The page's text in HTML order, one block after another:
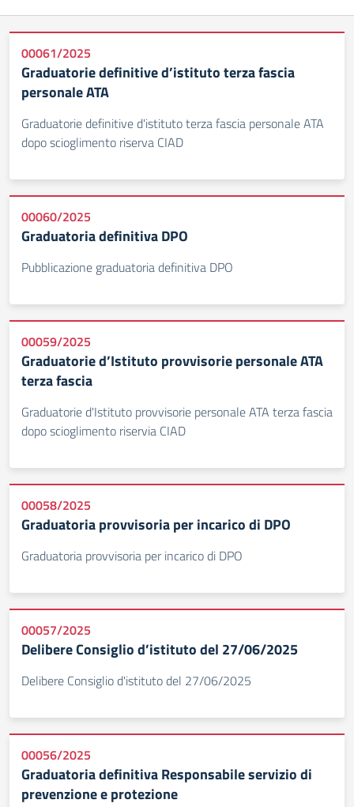
00061/2025
Graduatorie definitive d’istituto terza fascia
personale ATA
Graduatorie definitive d'istituto terza fascia personale ATA
dopo scioglimento riserva CIAD
00060/2025
Graduatoria definitiva DPO
Pubblicazione graduatoria definitiva DPO
00059/2025
Graduatorie d’Istituto provvisorie personale ATA
terza fascia
Graduatorie d'Istituto provvisorie personale ATA terza fascia
dopo scioglimento riservia CIAD
00058/2025
Graduatoria provvisoria per incarico di DPO
Graduatoria provvisoria per incarico di DPO
00057/2025
Delibere Consiglio d’istituto del 27/06/2025
Delibere Consiglio d'istituto del 27/06/2025
00056/2025
Graduatoria definitiva Responsabile servizio di
prevenzione e protezione